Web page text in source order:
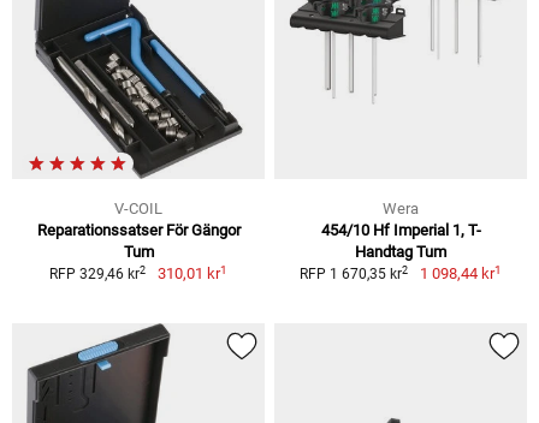
V-COIL
Reparationssatser För Gängor
Tum
RFP 329,46 kr2 310,01 kr1
Wera
454/10 Hf Imperial 1, T-
Handtag Tum
RFP 1 670,35 kr2 1 098,44 kr1